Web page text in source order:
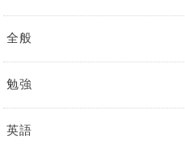
全般
勉強
英語